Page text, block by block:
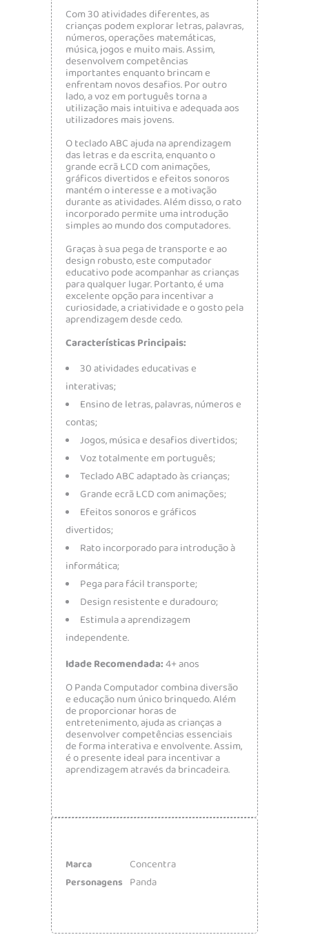
Com 30 atividades diferentes, as
crianças podem explorar letras, palavras,
números, operações matemáticas,
música, jogos e muito mais. Assim,
desenvolvem competências
importantes enquanto brincam e
enfrentam novos desafios. Por outro
lado, a voz em português torna a
utilização mais intuitiva e adequada aos
utilizadores mais jovens.
O teclado ABC ajuda na aprendizagem
das letras e da escrita, enquanto o
grande ecrã LCD com animações,
gráficos divertidos e efeitos sonoros
mantém o interesse e a motivação
durante as atividades. Além disso, o rato
incorporado permite uma introdução
simples ao mundo dos computadores.
Graças à sua pega de transporte e ao
design robusto, este computador
educativo pode acompanhar as crianças
para qualquer lugar. Portanto, é uma
excelente opção para incentivar a
curiosidade, a criatividade e o gosto pela
aprendizagem desde cedo.
Características Principais:
30 atividades educativas e
interativas;
Ensino de letras, palavras, números e
contas;
Jogos, música e desafios divertidos;
Voz totalmente em português;
Teclado ABC adaptado às crianças;
Grande ecrã LCD com animações;
Efeitos sonoros e gráficos
divertidos;
Rato incorporado para introdução à
informática;
Pega para fácil transporte;
Design resistente e duradouro;
Estimula a aprendizagem
independente.
Idade Recomendada:4+ anos
O Panda Computador combina diversão
e educação num único brinquedo. Além
de proporcionar horas de
entretenimento, ajuda as crianças a
desenvolver competências essenciais
de forma interativa e envolvente. Assim,
é o presente ideal para incentivar a
aprendizagem através da brincadeira.
Marca Concentra
Personagens Panda